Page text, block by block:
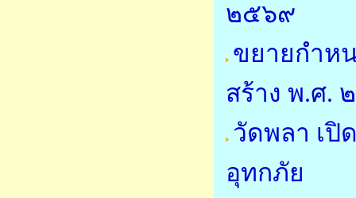
๒๕๖๙
ขยายกำห
สร้าง พ.ศ.
วัดพลา เปิ
อุทกภัย